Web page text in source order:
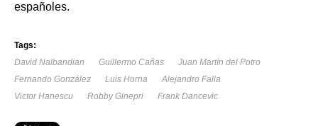
españoles.
Tags:
David Nalbandian
Guillermo Cañas
Juan Martín del Potro
Fernando González
Luis Horna
Alejandro Falla
Victor Hanescu
Robby Ginepri Frank Dancevic